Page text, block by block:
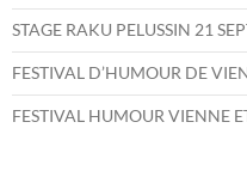
STAGE RAKU PELUSSIN 21
FESTIVAL D’HUMOUR DE
FESTIVAL HUMOUR VIENNE